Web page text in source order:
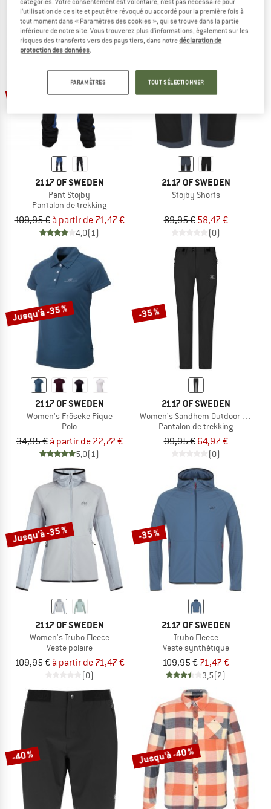
(0) (0)
Jusqu'à -35 %
2117 OF SWEDEN
Pant Stojby
Pantalon de trekking
109,95 € à partir de 71,47 €
4,0(1)
-35 %
2117 OF SWEDEN
Stojby Shorts
89,95 € 58,47 €
(0)
Jusqu'à -35 %
2117 OF SWEDEN
Women's Fröseke Pique
Polo
34,95 € à partir de 22,72 €
5,0(1)
-35 %
2117 OF SWEDEN
Women's Sandhem Outdoor Pants
Pantalon de trekking
99,95 € 64,97 €
(0)
Jusqu'à -35 %
2117 OF SWEDEN
Women's Trubo Fleece
Veste polaire
109,95 € à partir de 71,47 €
(0)
-35 %
2117 OF SWEDEN
Trubo Fleece
Veste synthétique
109,95 € 71,47 €
3,5(2)
-40 % Jusqu'à -40 %
catégories. Votre consentement est volontaire, n’est pas nécessaire pour
l’utilisation de ce site et peut être révoqué ou accordé pour la première fois à
tout moment dans « Paramètres des cookies », qui se trouve dans la partie
inférieure de notre site. Vous trouverez plus d'informations, également sur les
risques des transferts vers des pays tiers, dans notredéclaration de
protection des données.
PARAMÈTRES TOUT SÉLECTIONNER